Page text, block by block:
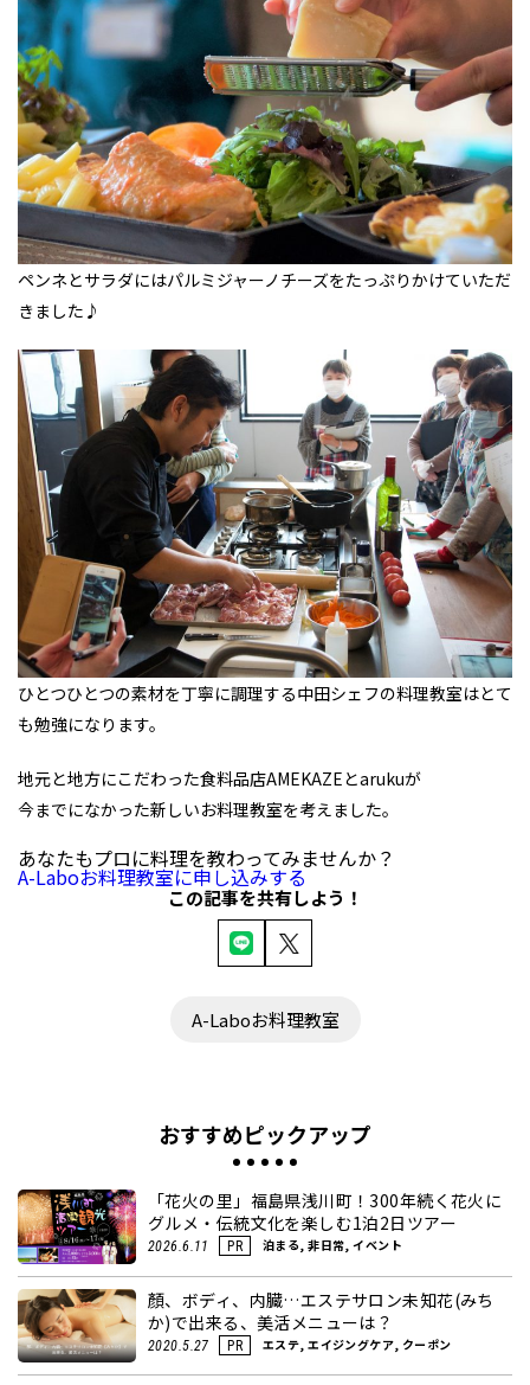
ペンネとサラダにはパルミジャーノチーズをたっぷりかけていただ
きました♪
ひとつひとつの素材を丁寧に調理する中田シェフの料理教室はとて
も勉強になります。
地元と地方にこだわった食料品店AMEKAZEとarukuが
今までになかった新しいお料理教室を考えました。
あなたもプロに料理を教わってみませんか？
A-Laboお料理教室に申し込みする
この記事を共有しよう！
A-Laboお料理教室
おすすめピックアップ
「花火の里」福島県浅川町！300年続く花火に
グルメ・伝統文化を楽しむ1泊2日ツアー
2026.6.11 PR 泊まる, 非日常, イベント
顏、ボディ、内臓…エステサロン未知花(みち
か)で出来る、美活メニューは？
2020.5.27 PR エステ, エイジングケア, クーポン